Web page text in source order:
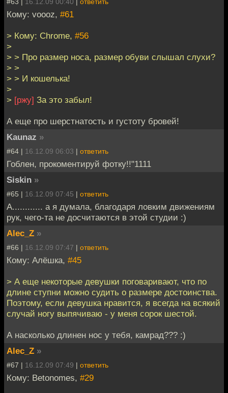
Кому: voooz, #61
> Кому: Chrome, #56
>
> > Про размер носа, размер обуви слышал слухи?
> >
> > И кошелька!
>
> [ржу] За это забыл!
А еще про шерстнатость и густоту бровей!
Kaunaz »
#64 | 16.12.09 06:03 | ответить
Гоблен, прокоментируй фотку!!"1111
Siskin »
#65 | 16.12.09 07:45 | ответить
А............ а я думала, благодаря ловким движениям
рук, чего-та не досчитаются в этой студии :)
Alec_Z »
#66 | 16.12.09 07:47 | ответить
Кому: Алёшка, #45
> А еще некоторые девушки поговаривают, что по
длине ступни можно судить о размере достоинства.
Поэтому, если девушка нравится, я всегда на всякий
случай ногу выпячиваю - у меня сорок шестой.
А насколько длинен нос у тебя, камрад??? :)
Alec_Z »
#67 | 16.12.09 07:49 | ответить
Кому: Betonomes, #29